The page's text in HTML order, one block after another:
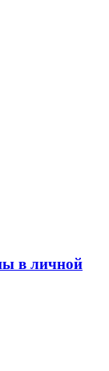
в личной